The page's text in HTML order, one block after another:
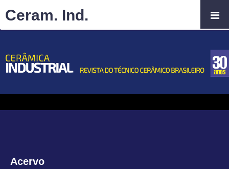
Acervo
Ceram. Ind.